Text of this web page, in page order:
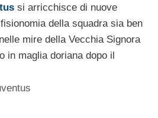
si arricchisce di nuove
della squadra sia ben
mire della Vecchia Signora
in maglia doriana dopo il